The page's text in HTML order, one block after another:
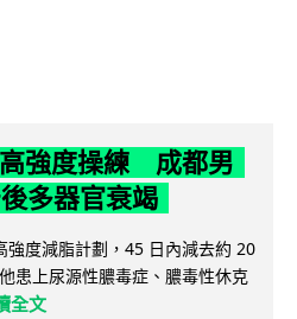
強度操練 成都男
多器官衰竭
強度減脂計劃，45 日內減去約 20
患上尿源性膿毒症、膿毒性休克
全文